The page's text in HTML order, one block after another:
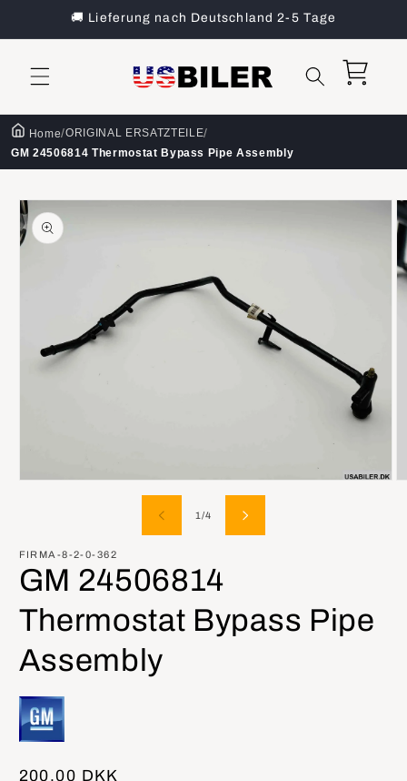
Inhalt
🚚 Lieferung nach Deutschland 2-5 Tage
Warenkorb
Home/ORIGINAL ERSATZTEILE/
GM 24506814 Thermostat Bypass Pipe Assembly
1/von
4
FIRMA-8-2-0-362
GM 24506814
Thermostat Bypass Pipe
Assembly
Normaler
200,00 DKK